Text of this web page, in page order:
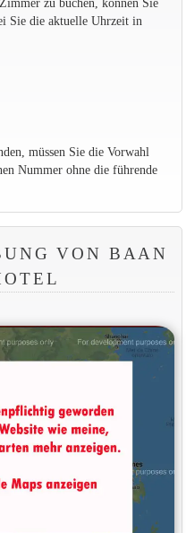
zu buchen, können Sie
Sie die aktuelle Uhrzeit in
müssen Sie die Vorwahl
Nummer ohne die führende
VON BAAN